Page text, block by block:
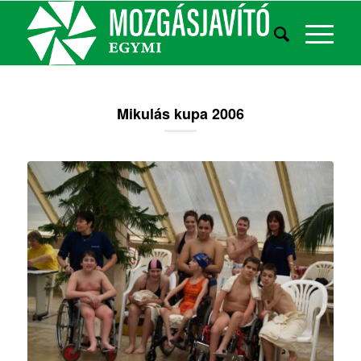
Mikulás kupa 2006